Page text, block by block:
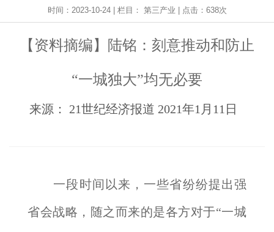
时间：2023-10-24 | 栏目： 第三产业 | 点击： 638次
【资料摘编】陆铭：刻意推动和防止
“一城独大”均无必要
来源： 21世纪经济报道 2021年1月11日
一段时间以来，一些省纷纷提出强
省会战略，随之而来的是各方对于“一城